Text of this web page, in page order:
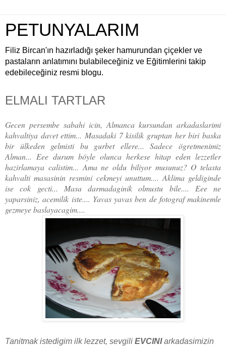
PETUNYALARIM
Filiz Bircan'ın hazırladığı şeker hamurundan çiçekler ve
pastaların anlatımını bulabileceğiniz ve Eğitimlerini takip
edebileceğiniz resmi blogu.
ELMALI TARTLAR
Gecen persembe sabahi icin, Almanca kursundan arkadaslarimi
kahvaltiya davet ettim... Masadaki 7 kisilik gruptan her biri baska
bir ülkeden gelmisti bu gurbet ellere... Sadece ögretmenimiz
Alman... Eee durum böyle olunca herkese hitap eden lezzetler
hazirlamaya calistim... Ama ne oldu biliyor musunuz? O telasta
kahvalti masasinin resmini cekmeyi unuttum.... Aklima geldiginde
ise cok gecti... Masa darmadaginik olmustu bile.... Eee ne
yaparsiniz, acemilik iste.... Yavas yavas ben de fotograf makinemle
gezmeye baslayacagim....
Tanitmak istedigim ilk lezzet, sevgili EVCINIarkadasimizin